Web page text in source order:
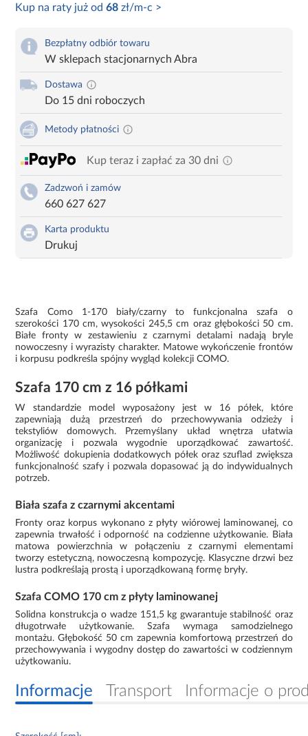
Kup na raty już od68 zł/m-c >
Bezpłatny odbiór towaru
W sklepach stacjonarnych Abra
Dostawa
Do 15 dni roboczych
Metody płatności
Kup teraz i zapłać za 30 dni
Zadzwoń i zamów
660 627 627
Karta produktu
Drukuj
Szafa Como 1-170 biały/czarny to funkcjonalna szafa o
szerokości 170 cm, wysokości 245,5 cm oraz głębokości 50 cm.
Białe fronty w zestawieniu z czarnymi detalami nadają bryle
nowoczesny i wyrazisty charakter. Matowe wykończenie frontów
i korpusu podkreśla spójny wygląd kolekcji COMO.
Szafa 170 cm z 16 półkami
W standardzie model wyposażony jest w 16 półek, które
zapewniają dużą przestrzeń do przechowywania odzieży i
tekstyliów domowych. Przemyślany układ wnętrza ułatwia
organizację i pozwala wygodnie uporządkować zawartość.
Możliwość dokupienia dodatkowych półek oraz szuflad zwiększa
funkcjonalność szafy i pozwala dopasować ją do indywidualnych
potrzeb.
Biała szafa z czarnymi akcentami
Fronty oraz korpus wykonano z płyty wiórowej laminowanej, co
zapewnia trwałość i odporność na codzienne użytkowanie. Biała
matowa powierzchnia w połączeniu z czarnymi elementami
tworzy estetyczną, nowoczesną kompozycję. Klasyczne drzwi bez
lustra podkreślają prostą i uporządkowaną formę bryły.
Szafa COMO 170 cm z płyty laminowanej
Solidna konstrukcja o wadze 151,5 kg gwarantuje stabilność oraz
długotrwałe użytkowanie. Szafa wymaga samodzielnego
montażu. Głębokość 50 cm zapewnia komfortową przestrzeń do
przechowywania i wygodny dostęp do zawartości w codziennym
użytkowaniu.
Informacje Transport Informacje o